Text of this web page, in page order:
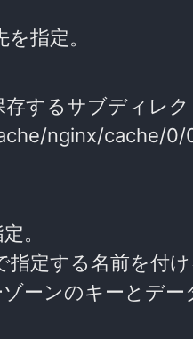
指定。
するサブディレク
nginx/cache/
。
指定する名前を付け
ーンのキーとデ